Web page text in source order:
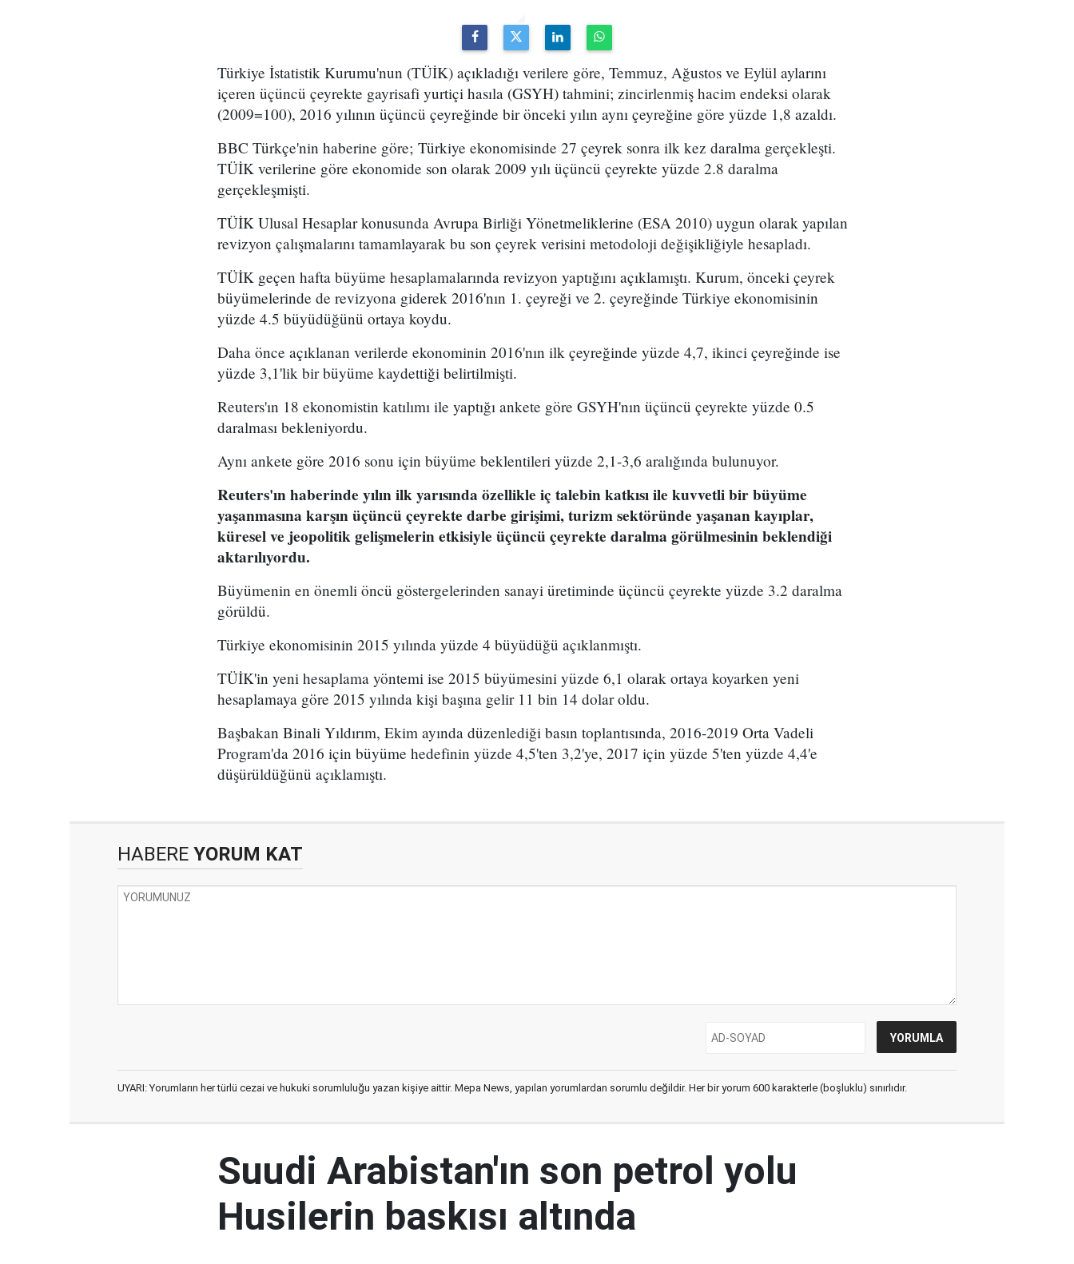
Türkiye İstatistik Kurumu'nun (TÜİK) açıkladığı verilere göre, Temmuz, Ağustos ve Eylül aylarını
içeren üçüncü çeyrekte gayrisafi yurtiçi hasıla (GSYH) tahmini; zincirlenmiş hacim endeksi olarak
(2009=100), 2016 yılının üçüncü çeyreğinde bir önceki yılın aynı çeyreğine göre yüzde 1,8 azaldı.
BBC Türkçe'nin haberine göre; Türkiye ekonomisinde 27 çeyrek sonra ilk kez daralma gerçekleşti.
TÜİK verilerine göre ekonomide son olarak 2009 yılı üçüncü çeyrekte yüzde 2.8 daralma
gerçekleşmişti.
TÜİK Ulusal Hesaplar konusunda Avrupa Birliği Yönetmeliklerine (ESA 2010) uygun olarak yapılan
revizyon çalışmalarını tamamlayarak bu son çeyrek verisini metodoloji değişikliğiyle hesapladı.
TÜİK geçen hafta büyüme hesaplamalarında revizyon yaptığını açıklamıştı. Kurum, önceki çeyrek
büyümelerinde de revizyona giderek 2016'nın 1. çeyreği ve 2. çeyreğinde Türkiye ekonomisinin
yüzde 4.5 büyüdüğünü ortaya koydu.
Daha önce açıklanan verilerde ekonominin 2016'nın ilk çeyreğinde yüzde 4,7, ikinci çeyreğinde ise
yüzde 3,1'lik bir büyüme kaydettiği belirtilmişti.
Reuters'ın 18 ekonomistin katılımı ile yaptığı ankete göre GSYH'nın üçüncü çeyrekte yüzde 0.5
daralması bekleniyordu.
Aynı ankete göre 2016 sonu için büyüme beklentileri yüzde 2,1-3,6 aralığında bulunuyor.
Reuters'ın haberinde yılın ilk yarısında özellikle iç talebin katkısı ile kuvvetli bir büyüme
yaşanmasına karşın üçüncü çeyrekte darbe girişimi, turizm sektöründe yaşanan kayıplar,
küresel ve jeopolitik gelişmelerin etkisiyle üçüncü çeyrekte daralma görülmesinin beklendiği
aktarılıyordu.
Büyümenin en önemli öncü göstergelerinden sanayi üretiminde üçüncü çeyrekte yüzde 3.2 daralma
görüldü.
Türkiye ekonomisinin 2015 yılında yüzde 4 büyüdüğü açıklanmıştı.
TÜİK'in yeni hesaplama yöntemi ise 2015 büyümesini yüzde 6,1 olarak ortaya koyarken yeni
hesaplamaya göre 2015 yılında kişi başına gelir 11 bin 14 dolar oldu.
Başbakan Binali Yıldırım, Ekim ayında düzenlediği basın toplantısında, 2016-2019 Orta Vadeli
Program'da 2016 için büyüme hedefinin yüzde 4,5'ten 3,2'ye, 2017 için yüzde 5'ten yüzde 4,4'e
düşürüldüğünü açıklamıştı.
HABERE YORUM KAT
UYARI: Yorumların her türlü cezai ve hukuki sorumluluğu yazan kişiye aittir. Mepa News, yapılan yorumlardan sorumlu değildir. Her bir yorum 600 karakterle (boşluklu) sınırlıdır.
Suudi Arabistan'ın son petrol yolu
Husilerin baskısı altında